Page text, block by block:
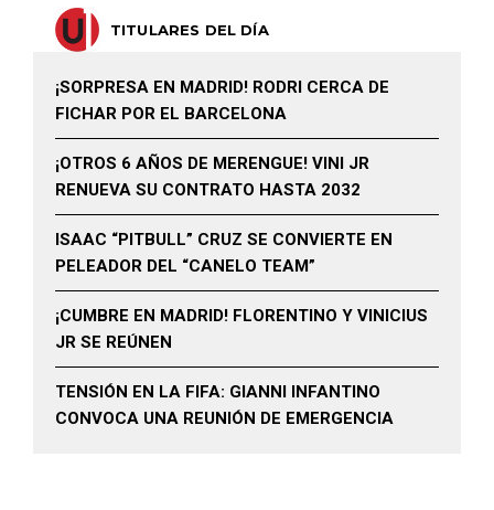
TITULARES DEL DÍA
¡SORPRESA EN MADRID! RODRI CERCA DE
FICHAR POR EL BARCELONA
¡OTROS 6 AÑOS DE MERENGUE! VINI JR
RENUEVA SU CONTRATO HASTA 2032
ISAAC “PITBULL” CRUZ SE CONVIERTE EN
PELEADOR DEL “CANELO TEAM”
¡CUMBRE EN MADRID! FLORENTINO Y VINICIUS
JR SE REÚNEN
TENSIÓN EN LA FIFA: GIANNI INFANTINO
CONVOCA UNA REUNIÓN DE EMERGENCIA